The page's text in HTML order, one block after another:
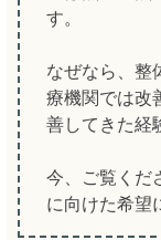
す。
なぜなら、整
療機関では改
善してきた経
今、ご覧くだ
に向けた希望